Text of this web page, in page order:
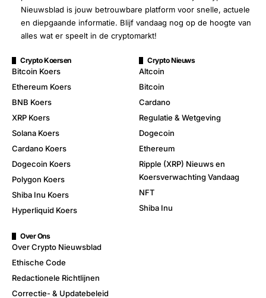
Nieuwsblad is jouw betrouwbare platform voor snelle, actuele
en diepgaande informatie. Blijf vandaag nog op de hoogte van
alles wat er speelt in de cryptomarkt!
Crypto Koersen
Bitcoin Koers
Ethereum Koers
BNB Koers
XRP Koers
Solana Koers
Cardano Koers
Dogecoin Koers
Polygon Koers
Shiba Inu Koers
Hyperliquid Koers
Crypto Nieuws
Altcoin
Bitcoin
Cardano
Regulatie & Wetgeving
Dogecoin
Ethereum
Ripple (XRP) Nieuws en
Koersverwachting Vandaag
NFT
Shiba Inu
Over Ons
Over Crypto Nieuwsblad
Ethische Code
Redactionele Richtlijnen
Correctie- & Updatebeleid